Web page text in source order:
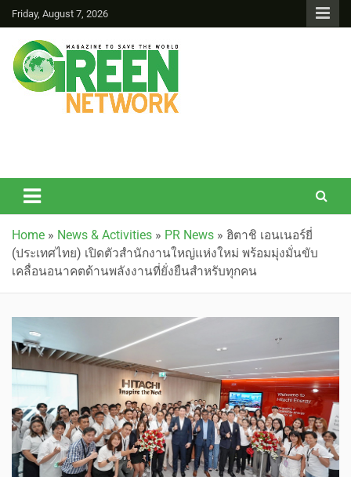
Friday, August 7, 2026
Home » News & Activities » PR News » ฮิตาชิ เอนเนอร์ยี่
(ประเทศไทย) เปิดตัวสำนักงานใหญ่แห่งใหม่ พร้อมมุ่งมั่นขับ
เคลื่อนอนาคตด้านพลังงานที่ยั่งยืนสำหรับทุกคน